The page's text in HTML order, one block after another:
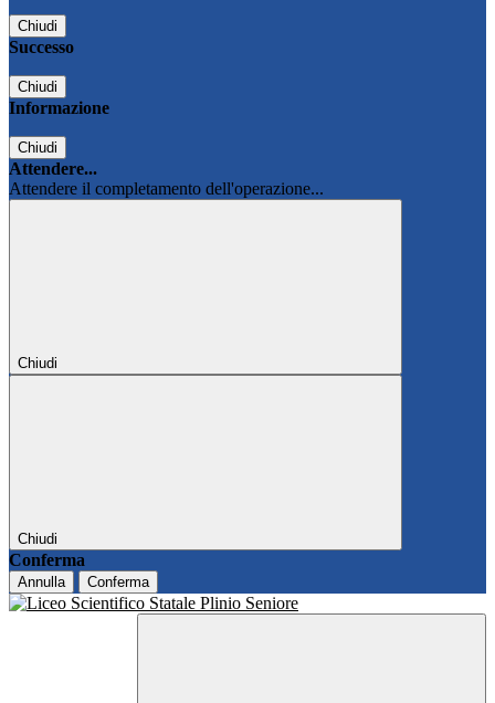
Chiudi
Successo
Chiudi
Informazione
Chiudi
Attendere...
Attendere il completamento dell'operazione...
Chiudi
Chiudi
Conferma
Annulla Conferma